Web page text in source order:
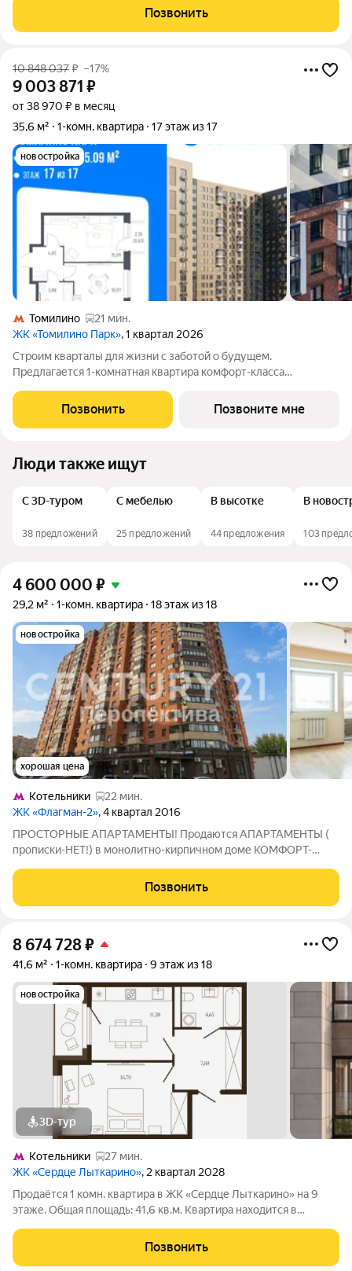
транспорте. Остановка общественного транспорта в 1 мин. от
дома (маршрутные такси № 43, 67, 23, 33;
Позвонить
10 848 037₽ –17%
9 003 871 ₽
от 38 970 ₽ в месяц
35,6 м²
1-комн. квартира 17 этаж из 17
новостройка
Томилино
21 мин.
ЖК «Томилино Парк», 1 квартал 2026
Строим кварталы для жизни с заботой о будущем.
Предлагается 1-комнатная квартира комфорт-класса
этаже, в жилом комплексе "Томилино Парк".Квартира
комплекса на выбор: может быть как с отделкой,
Позвонить Позвоните мне
Люди также ищут
С 3D-туром
38 предложений
С мебелью
25 предложений
В высотке
44 предложения
В
103
4 600 000 ₽
29,2 м² 1-комн. квартира 18 этаж из 18
новостройка
хорошая цена
Котельники
22 мин.
ЖК «Флагман-2», 4 квартал 2016
ПРОСТОРНЫЕ АПАРТАМЕНТЫ! Продаются АПАРТАМЕНТЫ (
прописки-НЕТ!) в монолитно-кирпичном доме КОМФОРТ-
как для личного проживания, так и для сдачи в аренду.
Преимущества квартиры: - косметический
Позвонить
8 674 728₽
41,6 м² 1-комн. квартира 9 этаж из 18
новостройка
3D-тур
Котельники
27 мин.
ЖК «Сердце Лыткарино», 2 квартал 2028
Продаётся 1 комн. квартира в ЖК «Сердце Лыткарино» на 9
этаже. Общая площадь: 41,6 кв.м. Квартира находится в
камерного формата. На первых этажах предусмотрены
коммерческие помещения: магазины, кафе
Позвонить